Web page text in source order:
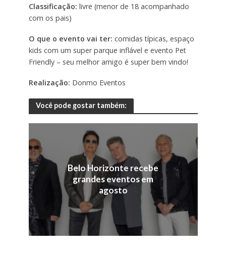
Classificação: livre (menor de 18 acompanhado
com os pais)
O que o evento vai ter: comidas típicas, espaço
kids com um super parque inflável e evento Pet
Friendly – seu melhor amigo é super bem vindo!
Realização: Donmo Eventos
Você pode gostar também:
Belo Horizonte recebe
grandes eventos em
agosto